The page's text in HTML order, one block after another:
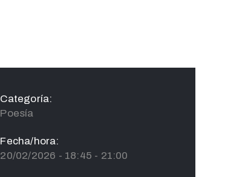
Categoría:
Poesía
Fecha/hora:
20/02/2026 - 18:45 - 21:00